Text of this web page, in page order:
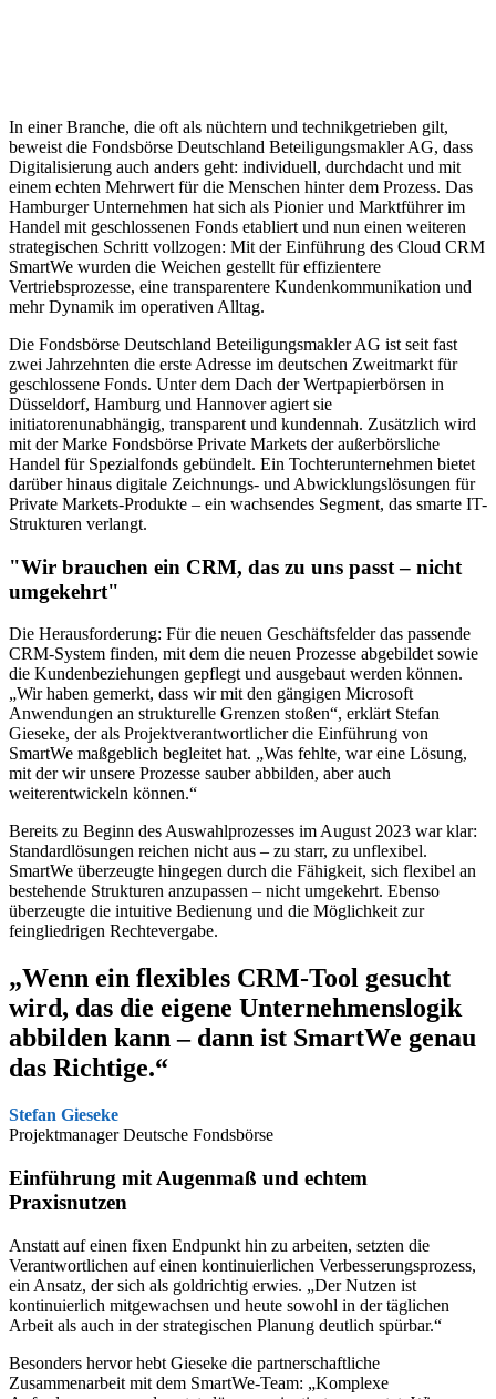
In einer Branche, die oft als nüchtern und technikgetrieben gilt,
beweist die Fondsbörse Deutschland Beteiligungsmakler AG, dass
Digitalisierung auch anders geht: individuell, durchdacht und mit
einem echten Mehrwert für die Menschen hinter dem Prozess. Das
Hamburger Unternehmen hat sich als Pionier und Marktführer im
Handel mit geschlossenen Fonds etabliert und nun einen weiteren
strategischen Schritt vollzogen: Mit der Einführung des Cloud CRM
SmartWe wurden die Weichen gestellt für effizientere
Vertriebsprozesse, eine transparentere Kundenkommunikation und
mehr Dynamik im operativen Alltag.
Die Fondsbörse Deutschland Beteiligungsmakler AG ist seit fast
zwei Jahrzehnten die erste Adresse im deutschen Zweitmarkt für
geschlossene Fonds. Unter dem Dach der Wertpapierbörsen in
Düsseldorf, Hamburg und Hannover agiert sie
initiatorenunabhängig, transparent und kundennah. Zusätzlich wird
mit der Marke Fondsbörse Private Markets der außerbörsliche
Handel für Spezialfonds gebündelt. Ein Tochterunternehmen bietet
darüber hinaus digitale Zeichnungs- und Abwicklungslösungen für
Private Markets-Produkte – ein wachsendes Segment, das smarte IT-
Strukturen verlangt.
"Wir brauchen ein CRM, das zu uns passt – nicht
umgekehrt"
Die Herausforderung: Für die neuen Geschäftsfelder das passende
CRM-System finden, mit dem die neuen Prozesse abgebildet sowie
die Kundenbeziehungen gepflegt und ausgebaut werden können.
„Wir haben gemerkt, dass wir mit den gängigen Microsoft
Anwendungen an strukturelle Grenzen stoßen“, erklärt Stefan
Gieseke, der als Projektverantwortlicher die Einführung von
SmartWe maßgeblich begleitet hat. „Was fehlte, war eine Lösung,
mit der wir unsere Prozesse sauber abbilden, aber auch
weiterentwickeln können.“
Bereits zu Beginn des Auswahlprozesses im August 2023 war klar:
Standardlösungen reichen nicht aus – zu starr, zu unflexibel.
SmartWe überzeugte hingegen durch die Fähigkeit, sich flexibel an
bestehende Strukturen anzupassen – nicht umgekehrt. Ebenso
überzeugte die intuitive Bedienung und die Möglichkeit zur
feingliedrigen Rechtevergabe.
„Wenn ein flexibles CRM-Tool gesucht
wird, das die eigene Unternehmenslogik
abbilden kann – dann ist SmartWe genau
das Richtige.“
Stefan Gieseke
Projektmanager Deutsche Fondsbörse
Einführung mit Augenmaß und echtem
Praxisnutzen
Anstatt auf einen fixen Endpunkt hin zu arbeiten, setzten die
Verantwortlichen auf einen kontinuierlichen Verbesserungsprozess,
ein Ansatz, der sich als goldrichtig erwies. „Der Nutzen ist
kontinuierlich mitgewachsen und heute sowohl in der täglichen
Arbeit als auch in der strategischen Planung deutlich spürbar.“
Besonders hervor hebt Gieseke die partnerschaftliche
Zusammenarbeit mit dem SmartWe-Team: „Komplexe